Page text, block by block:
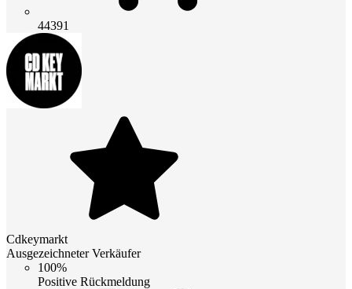
44391
Cdkeymarkt
Ausgezeichneter Verkäufer
100%
Positive Rückmeldung